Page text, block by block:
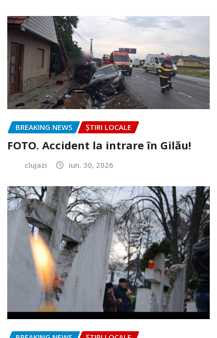
BREAKING NEWS ȘTIRI LOCALE
FOTO. Accident la intrare în Gilău!
clujazi iun. 30, 2026